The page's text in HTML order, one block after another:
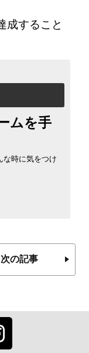
成すること
ムを手
時に気をつけ
次の記事